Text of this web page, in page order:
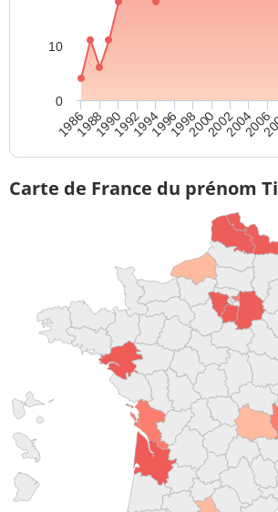
19861988199019921994199619982000200220042006
0
10
Carte de France du prénom